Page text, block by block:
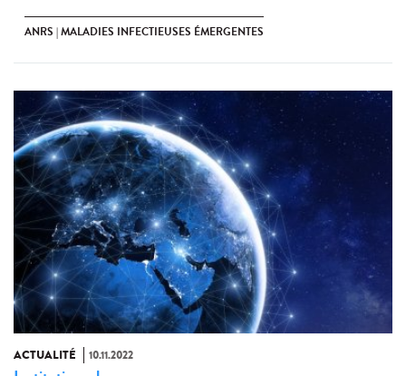
ANRS | MALADIES INFECTIEUSES ÉMERGENTES
ACTUALITÉ 10.11.2022